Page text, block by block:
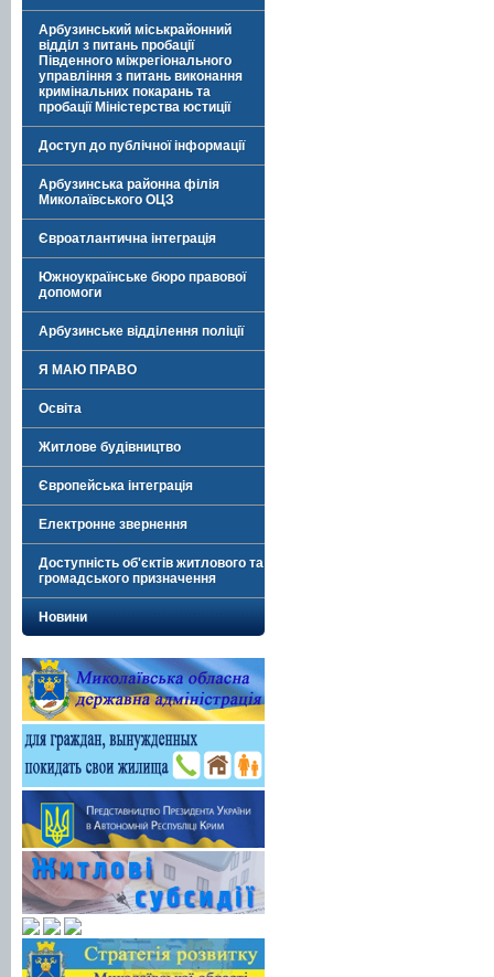
Арбузинський міськрайонний
відділ з питань пробації
Південного міжрегіонального
управління з питань виконання
кримінальних покарань та
пробації Міністерства юстиції
Доступ до публічної інформації
Арбузинська районна філія
Миколаївського ОЦЗ
Євроатлантична інтеграція
Южноукраїнське бюро правової
допомоги
Арбузинське відділення поліції
Я МАЮ ПРАВО
Освіта
Житлове будівництво
Європейська інтеграція
Електронне звернення
Доступність об'єктів житлового та
громадського призначення
Новини